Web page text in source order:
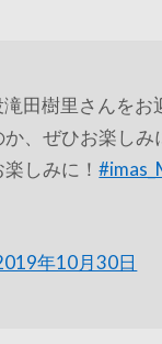
田樹里さんをお
、ぜひお楽しみ
楽しみに！
年10月30日